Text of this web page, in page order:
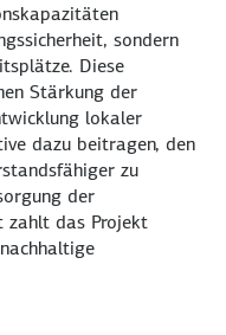
sondern
Diese
Stärkung der
lokaler
dazu beitragen, den
zu
der
zahlt das Projekt